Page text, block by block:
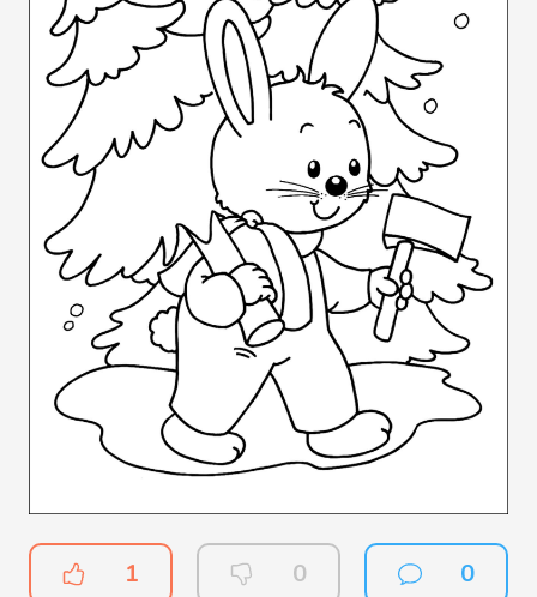
1 0 0